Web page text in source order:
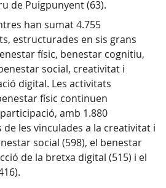
de Puigpunyent (63).
han sumat 4.755
estructurades en sis grans
físic, benestar cognitiu,
social, creativitat i
digital. Les activitats
físic continuen
amb 1.880
les vinculades a la creativitat i
social (598), el benestar
de la bretxa digital (515) i el